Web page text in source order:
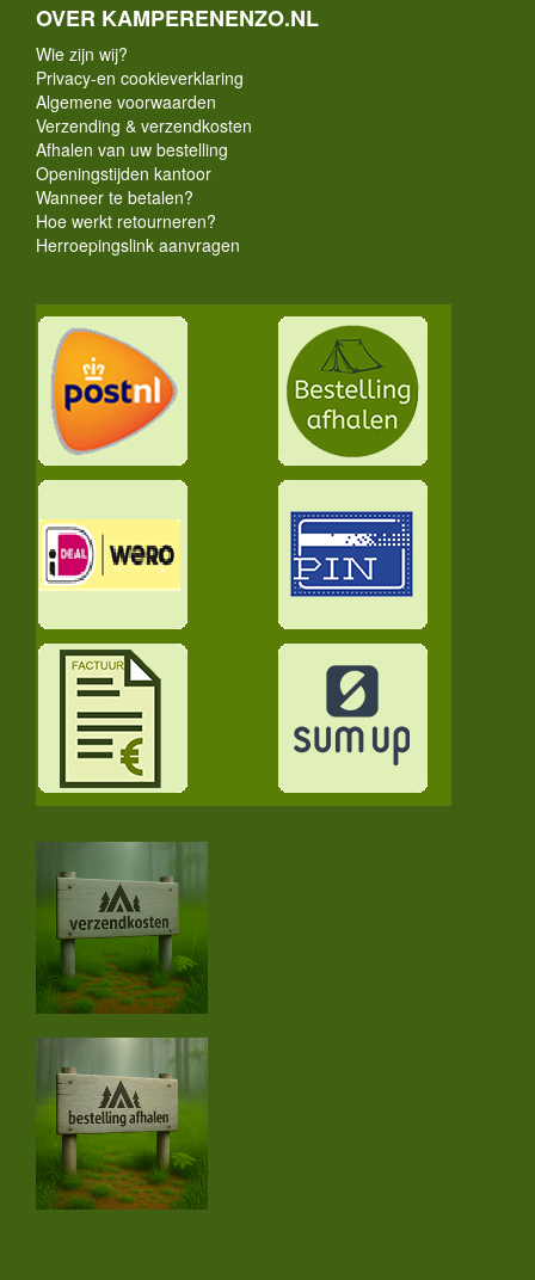
OVER KAMPERENENZO.NL
Wie zijn wij?
Privacy-en cookieverklaring
Algemene voorwaarden
Verzending & verzendkosten
Afhalen van uw bestelling
Openingstijden kantoor
Wanneer te betalen?
Hoe werkt retourneren?
Herroepingslink aanvragen